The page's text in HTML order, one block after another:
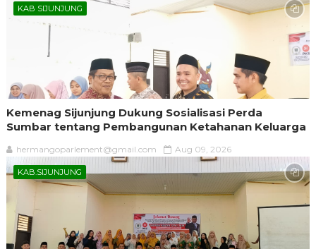
KAB SIJUNJUNG
Kemenag Sijunjung Dukung Sosialisasi Perda
Sumbar tentang Pembangunan Ketahanan Keluarga
hermangoparlement@gmail.com Aug 09, 2026
KAB.SIJUNJUNG